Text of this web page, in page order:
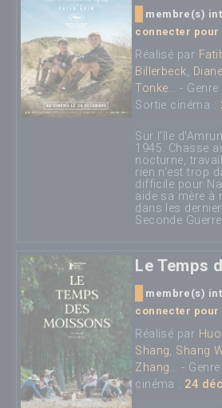
membre(s)
connecter pour
Réalisé par
Billerbeck,
Tonke... - Genre
Sortie cinéma :
Sur l'île
1945. Chasse
nocturne,
rien n'est trop
difficile pour
aide sa mère à
dans les
Seconde
Le Temps
membre(s)
connecter pour
Réalisé par
Shang, Shang
Zhang... - Genre
cinéma : 24